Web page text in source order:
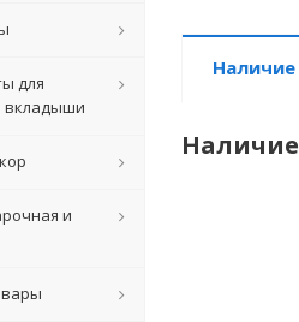
Наличие
Наличие
для
и